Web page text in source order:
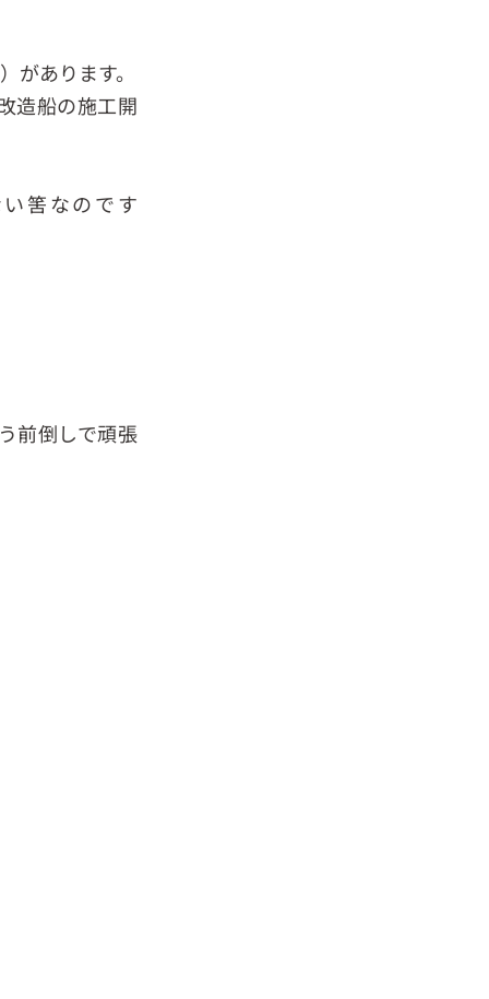
があります。
造船の施工開
筈なのです
前倒しで頑張